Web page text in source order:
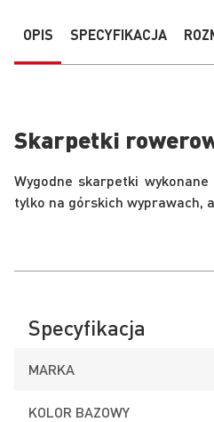
galerii
OPIS
Skarpetki
Wygodne skarpetki
tylko na górskich wyprawach,
SPECYFIKACJA
Specyfikacja
MARKA
KOLOR BAZOWY